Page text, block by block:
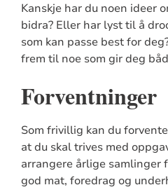
Kanskje har du noen ideer
bidra? Eller har lyst til å
som kan passe best for
frem til noe som gir deg
Forventninger
Som frivillig kan du
at du skal trives med
arrangere årlige samlinger
god mat, foredrag og